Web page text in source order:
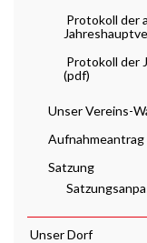
Protokoll der
Protokoll der
(pdf)
Unser Vereins-
Aufnahmeantrag
Satzung
Unser Dorf